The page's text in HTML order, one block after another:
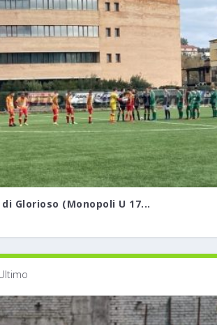
di Glorioso (Monopoli U 17...